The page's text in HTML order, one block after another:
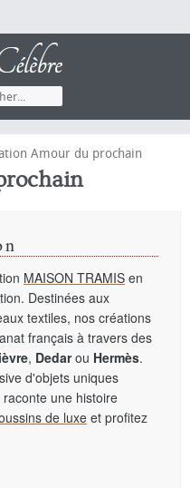
Amour du prochain
MAISON TRAMIS en
Destinées aux
textiles, nos créations
français à travers des
, Dedarou Hermès.
d'objets uniques
une histoire
de luxe et profitez